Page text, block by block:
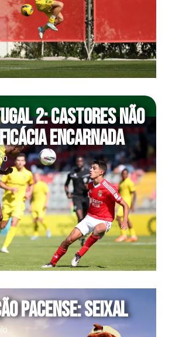
2: CASTORES NÃO
ENCARNADA
PACENSE: SEIXAL